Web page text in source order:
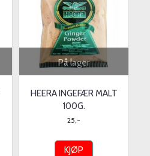
På lager
HEERA INGEFÆR MALT
100G.
25,-
KJØP